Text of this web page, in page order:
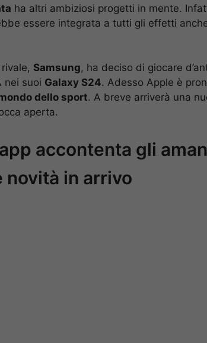
ha altri ambiziosi progetti in mente.
essere integrata a tutti gli effetti
Samsung, ha deciso di giocare
nei suoi Galaxy S24. Adesso Apple è
dello sport. A breve arriverà una
aperta.
accontenta gli
in arrivo